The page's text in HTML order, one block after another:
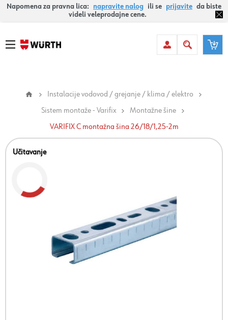
Napomena za pravna lica: napravite nalog ili se prijavite da biste
videli veleprodajne cene.
Instalacije vodovod / grejanje / klima / elektro
Sistem montaže - Varifix
Montažne šine
VARIFIX C montažna šina 26/18/1,25-2m
Učitavanje